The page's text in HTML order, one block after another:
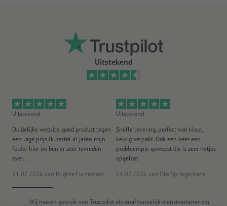
Meer informatie over het spandoekmontagemateriaal vindt
u in de infobox
Absoluut weerbestendig en daarom ook probleemloos buiten te
bouwschuttingen, brugleuningen en omheiningen.
Aanwijzing: Wanneer de kortste zijde langer is dan 190 cm,
moeten de spandoeken om verzendtechnische redenen
Uitstekend
Uitstekend
Duidelijke website, goed product tegen
een lage prijs.Ik bestel al jaren mijn
folder hier en ben er zeer tevreden
over. ...
21.07.2026 van Brigitte Furnèmont
Uitstekend
Snelle levering, perfect van kleur,
keurig verpakt. Ook een keer een
probleempje geweest die is zeer netjes
opgelost.
14.07.2026 van Obs Springschans
Wij maken gebruik van Trustpilot als onafhankelijk dienstverlener om